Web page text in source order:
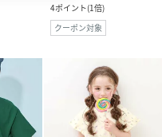
4ポイント(1倍)
クーポン対象